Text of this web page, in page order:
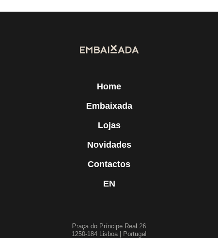
Home
Embaixada
Lojas
Novidades
Contactos
EN
Praça do Príncipe Real 26
1250-184 Lisboa | Portugal